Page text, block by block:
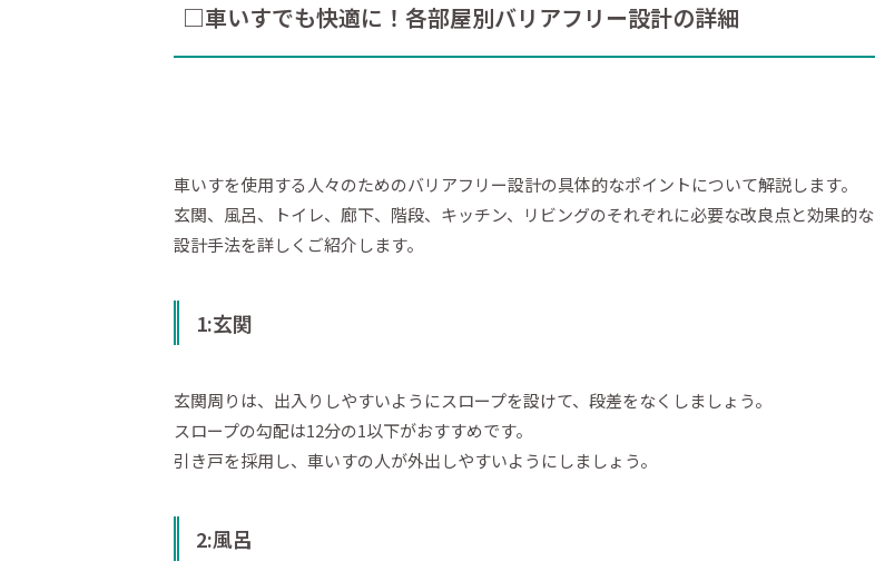
□車いすでも快適に！各部屋別バリアフリー設計の詳細
車いすを使用する人々のためのバリアフリー設計の具体的なポイントについて解説します。
玄関、風呂、トイレ、廊下、階段、キッチン、リビングのそれぞれに必要な改良点と効果的な
設計手法を詳しくご紹介します。
1:玄関
玄関周りは、出入りしやすいようにスロープを設けて、段差をなくしましょう。
スロープの勾配は12分の1以下がおすすめです。
引き戸を採用し、車いすの人が外出しやすいようにしましょう。
2:風呂